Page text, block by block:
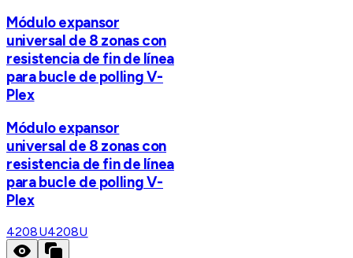
Módulo expansor
universal de 8 zonas con
resistencia de fin de línea
para bucle de polling V-
Plex
Módulo expansor
universal de 8 zonas con
resistencia de fin de línea
para bucle de polling V-
Plex
4208U4208U